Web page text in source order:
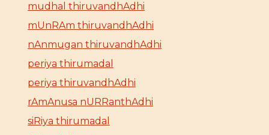
mudhal thiruvandhAdhi
mUnRAm thiruvandhAdhi
nAnmugan thiruvandhAdhi
periya thirumadal
periya thiruvandhAdhi
rAmAnusa nURRanthAdhi
siRiya thirumadal